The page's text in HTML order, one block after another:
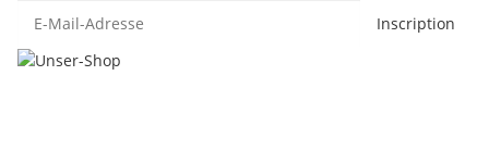
Inscription